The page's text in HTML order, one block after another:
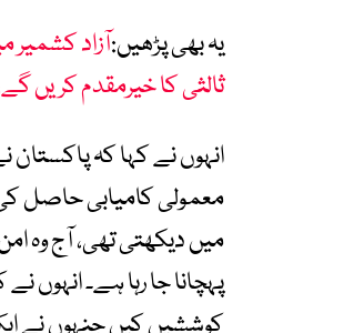
یہ بھی پڑھیں:آزاد
ثالثی کا خیرمقدم کریں
انہوں نے کہا کہ
معمولی کامیابی حاصل
میں دیکھتی تھی، آج وہ
پہچانا جا رہا ہے۔ انہوں
کوششیں کیں جنہوں نے